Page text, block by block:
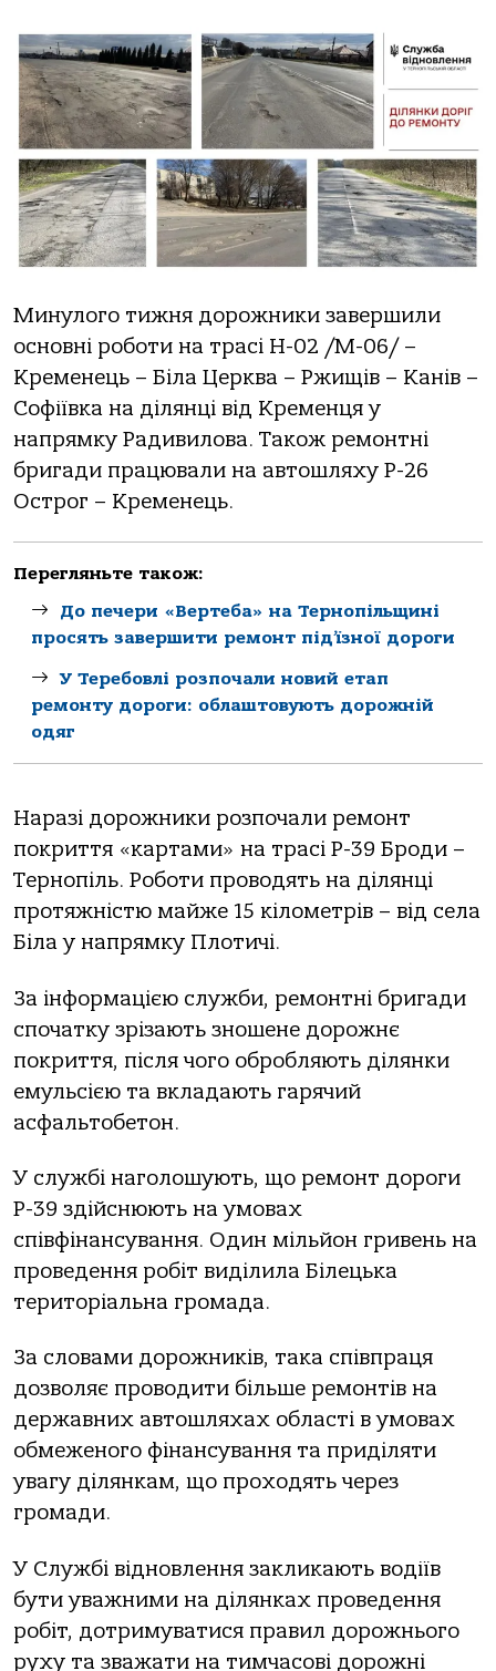
Минулого тижня дорожники завершили
основні роботи на трасі Н-02 /М-06/ –
Кременець – Біла Церква – Ржищів – Канів –
Софіївка на ділянці від Кременця у
напрямку Радивилова. Також ремонтні
бригади працювали на автошляху Р-26
Острог – Кременець.
Перегляньте також:
До печери «Вертеба» на Тернопільщині
просять завершити ремонт під’їзної дороги
У Теребовлі розпочали новий етап
ремонту дороги: облаштовують дорожній
одяг
Наразі дорожники розпочали ремонт
покриття «картами» на трасі Р-39 Броди –
Тернопіль. Роботи проводять на ділянці
протяжністю майже 15 кілометрів – від села
Біла у напрямку Плотичі.
За інформацією служби, ремонтні бригади
спочатку зрізають зношене дорожнє
покриття, після чого обробляють ділянки
емульсією та вкладають гарячий
асфальтобетон.
У службі наголошують, що ремонт дороги
Р-39 здійснюють на умовах
співфінансування. Один мільйон гривень на
проведення робіт виділила Білецька
територіальна громада.
За словами дорожників, така співпраця
дозволяє проводити більше ремонтів на
державних автошляхах області в умовах
обмеженого фінансування та приділяти
увагу ділянкам, що проходять через
громади.
У Службі відновлення закликають водіїв
бути уважними на ділянках проведення
робіт, дотримуватися правил дорожнього
руху та зважати на тимчасові дорожні